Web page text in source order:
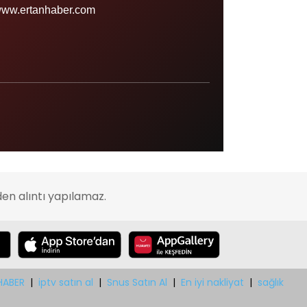
Sinop
Tekirdağ
Tunceli
Van
Yozgat
Zonguldak
alıntı yapılamaz.
| iptv satın al | Snus Satın Al | En iyi nakliyat | sağlık